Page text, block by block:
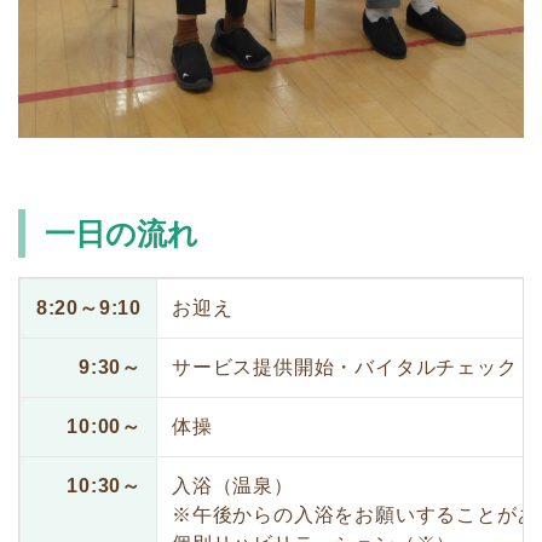
一日の流れ
8:20～9:10 お迎え
9:30～ サービス提供開始・バイタルチェック
10:00～ 体操
10:30～
入浴（温泉）
※午後からの入浴をお願いすることがあ